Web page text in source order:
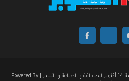
© جميع الحقوق محفوظة لمؤسسة 14 أكتوبر للصحافة و الطباعة و النشر | Powered By